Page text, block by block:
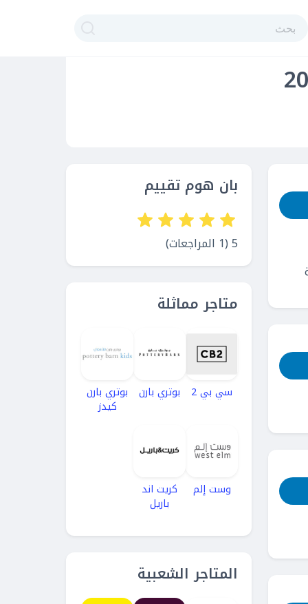
بان هوم تقييم
5 (1 المراجعات)
متاجر مماثلة
سي بي 2 بوتري بارن بوتري بارن
كيدز
وست إلم كريت اند
باريل
المتاجر الشعبية